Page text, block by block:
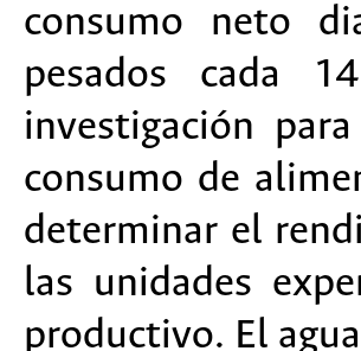
consumo neto
pesados cada
investigación
consumo de
determinar el
las unidades
productivo. El